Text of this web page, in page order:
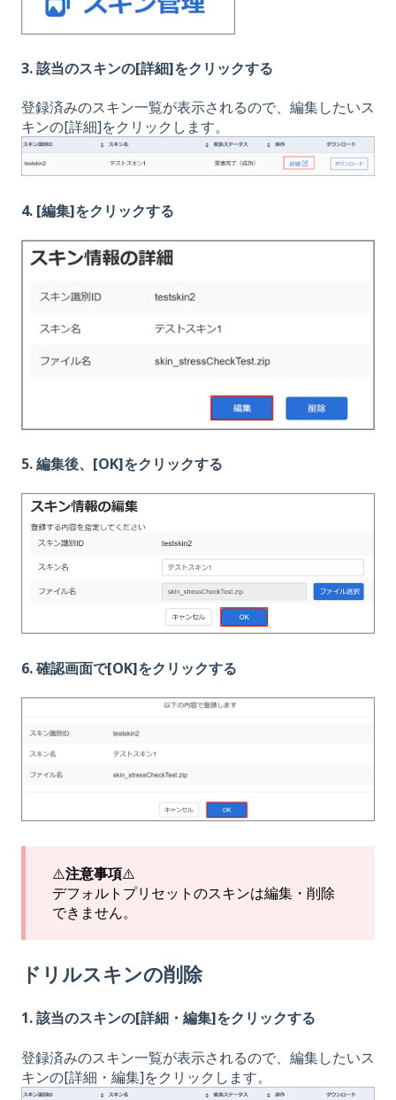
3. 該当のスキンの[詳細]をクリックする
登録済みのスキン一覧が表示されるので、編集したいス
キンの[詳細]をクリックします。
4. [編集]をクリックする
5. 編集後、[OK]をクリックする
6. 確認画面で[OK]をクリックする
⚠️注意事項⚠️
デフォルトプリセットのスキンは編集・削除
できません。
ドリルスキンの削除
1. 該当のスキンの[詳細・編集]をクリックする
登録済みのスキン一覧が表示されるので、編集したいス
キンの[詳細・編集]をクリックします。